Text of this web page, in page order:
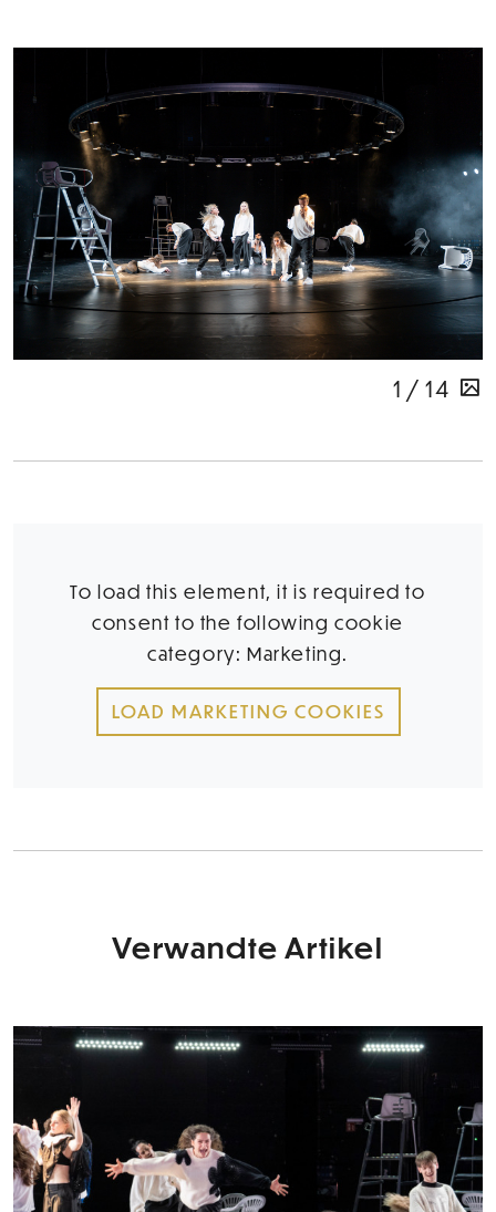
1 / 14
To load this element, it is required to
consent to the following cookie
category: Marketing.
LOAD MARKETING COOKIES
Verwandte Artikel